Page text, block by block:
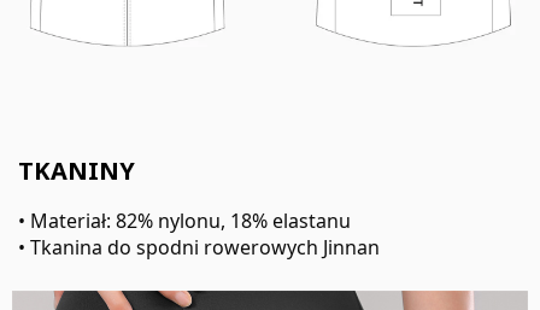
TKANINY
• Materiał: 82% nylonu, 18% elastanu
• Tkanina do spodni rowerowych Jinnan